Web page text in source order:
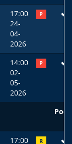
17:00
24-
04-
2026
P
14:00
02-
05-
2026
P
17:00
R